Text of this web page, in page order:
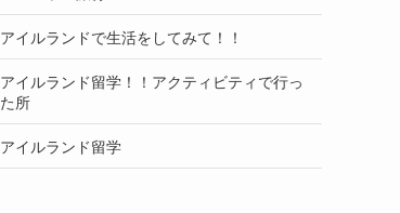
アイルランドで生活をしてみて！！
アイルランド留学！！アクティビティで行っ
た所
アイルランド留学